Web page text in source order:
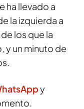
ha llevado a
la izquierda a
los que la
y un minuto de
y